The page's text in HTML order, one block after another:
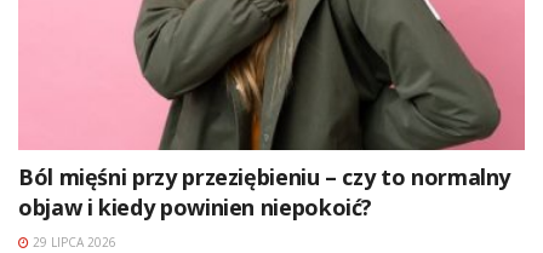
Ból mięśni przy przeziębieniu – czy to normalny
objaw i kiedy powinien niepokoić?
29 LIPCA 2026